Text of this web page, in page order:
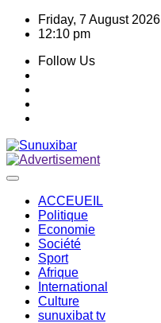
Skip
Friday, 7 August 2026
12:10 pm
Follow Us
ACCEUEIL
Politique
Economie
Société
Sport
Afrique
International
Culture
sunuxibat tv